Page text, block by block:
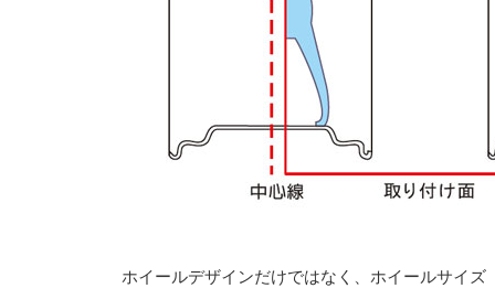
ホイールデザインだけではなく、ホイールサイ